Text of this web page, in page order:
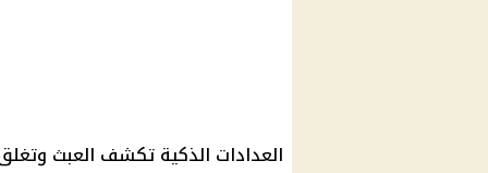
العدادات الذكية تكشف العبث